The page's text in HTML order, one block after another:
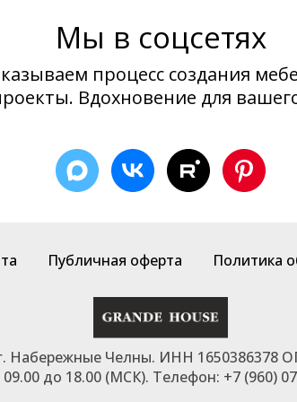
Мы в соцсетях
процесс создания
Вдохновение для
Публичная оферта Политика
Набережные Челны. ИНН 1650386378
до 18.00 (МСК). Телефон: +7 (960)